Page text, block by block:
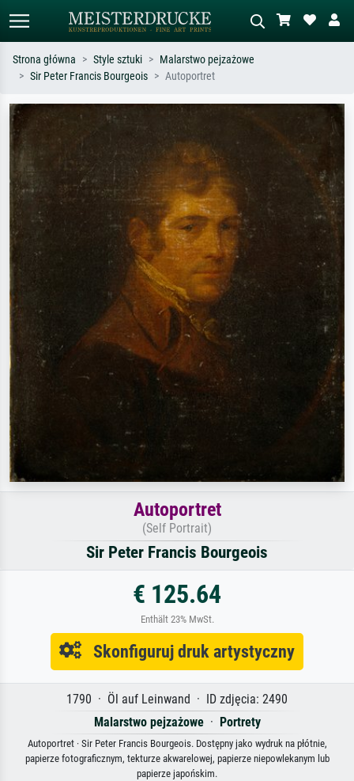
Szukaj wg artysty, tytułu lub stylu – np.
impresjonizm, fala Hokusaia, akt.
Opisz scenę – np. zielona łąka,
abstrakcja z czerwienią, ciemny olej,
stojący akt obok drzewa.
Strona główna Style sztuki
Malarstwo pejzażowe
Sir Peter Francis Bourgeois
Autoportret
Autoportret
(Self Portrait)
Sir Peter Francis Bourgeois
€ 125.64
Enthält 23% MwSt.
Skonfiguruj druk artystyczny
1790 · Öl auf Leinwand · ID zdjęcia: 2490
Malarstwo pejzażowe· Portrety
Autoportret · Sir Peter Francis Bourgeois. Dostępny jako wydruk na płótnie,
papierze fotograficznym, tekturze akwarelowej, papierze niepowlekanym lub
papierze japońskim.